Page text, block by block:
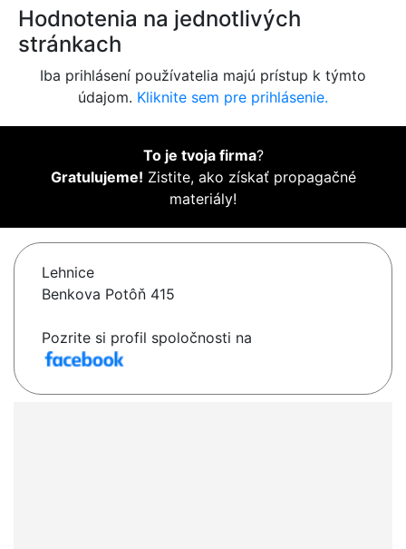
Hodnotenia na jednotlivých
stránkach
Iba prihlásení používatelia majú prístup k týmto
údajom. Kliknite sem pre prihlásenie.
To je tvoja firma?
Gratulujeme! Zistite, ako získať propagačné
materiály!
Lehnice
Benkova Potôň 415
Pozrite si profil spoločnosti na